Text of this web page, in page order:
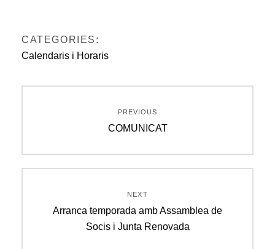
CATEGORIES:
Calendaris i Horaris
PREVIOUS
Previous
COMUNICAT
NEXT
Next
Arranca temporada amb Assamblea de
Socis i Junta Renovada